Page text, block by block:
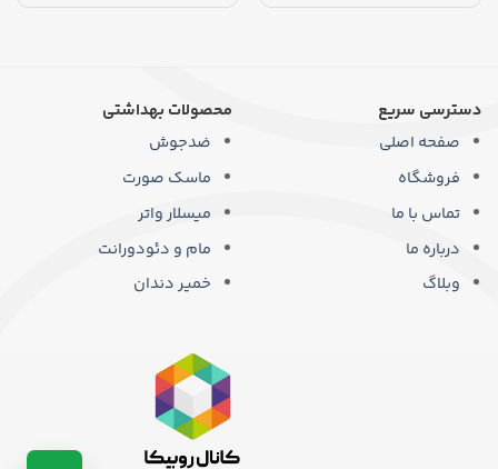
دسترسی سریع
صفحه اصلی
فروشگاه
تماس با ما
درباره ما
وبلاگ
محصولات بهداشتی
ضدجوش
ماسک صورت
میسلار واتر
مام و دئودورانت
خمیر دندان